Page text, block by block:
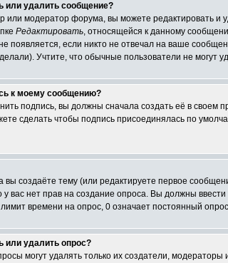
или удалить сообщение?
или модератор форума, вы можете редактировать и
Редактировать, относящейся к данному
появляется, если никто не отвечал на ваше
Учтите, что обычные пользователи не могут
к моему сообщению?
подпись, вы должны сначала создать её в своем
сделать чтобы подпись присоединялась по
вы создаёте тему (или редактируете первое
у вас нет прав на создание опроса. Вы должны
времени на опрос, 0 означает постоянный
или удалить опрос?
могут удалять только их создатели,